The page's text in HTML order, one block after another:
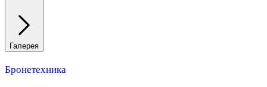
Галерея
Бронетехника